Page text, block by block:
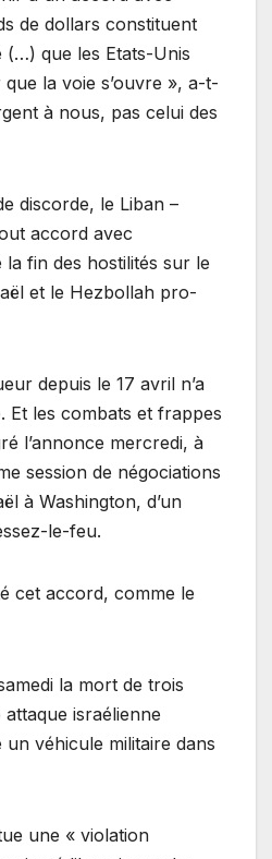
de dollars constituent
(…) que les Etats-Unis
la voie s’ouvre », a-t-
à nous, pas celui des
discorde, le Liban –
accord avec
fin des hostilités sur le
et le Hezbollah pro-
depuis le 17 avril n’a
Et les combats et frappes
l’annonce mercredi, à
session de négociations
à Washington, d’un
le-feu.
cet accord, comme le
la mort de trois
israélienne
véhicule militaire dans
une « violation